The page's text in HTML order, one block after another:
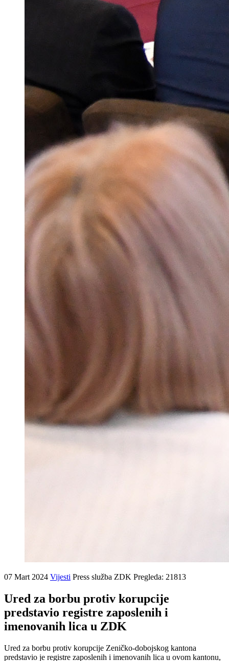
07 Mart 2024 Vijesti Press služba ZDK Pregleda: 21813
Ured za borbu protiv korupcije
predstavio registre zaposlenih i
imenovanih lica u ZDK
Ured za borbu protiv korupcije Zeničko-dobojskog kantona
predstavio je registre zaposlenih i imenovanih lica u ovom kantonu,